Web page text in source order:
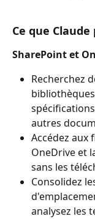
Ce que
SharePoint et
Recherchez
autres
Accédez aux
OneDrive et
sans les
Consolidez
analysez les